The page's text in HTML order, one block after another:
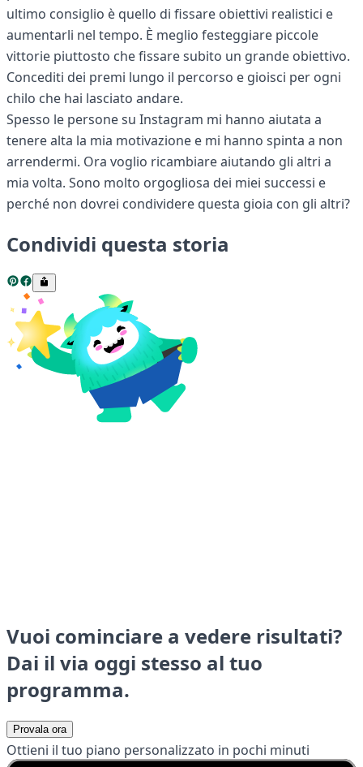
ultimo consiglio è quello di fissare obiettivi realistici e
aumentarli nel tempo. È meglio festeggiare piccole
vittorie piuttosto che fissare subito un grande obiettivo.
Concediti dei premi lungo il percorso e gioisci per ogni
chilo che hai lasciato andare.
Spesso le persone su Instagram mi hanno aiutata a
tenere alta la mia motivazione e mi hanno spinta a non
arrendermi. Ora voglio ricambiare aiutando gli altri a
mia volta. Sono molto orgogliosa dei miei successi e
perché non dovrei condividere questa gioia con gli altri?
Condividi questa storia
Vuoi cominciare a vedere risultati?
Dai il via oggi stesso al tuo
programma.
Provala ora
Ottieni il tuo piano personalizzato in pochi minuti